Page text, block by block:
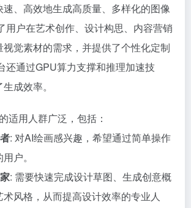
、高效地生成高质量、多样化的图像
用户在艺术创作、设计构思、内容营销
视觉素材的需求，并提供了个性化定制
还通过GPU算力支撑和推理加速技
成效率。
适用人群广泛，包括：
: 对AI绘画感兴趣，希望通过简单操作
户。
: 需要快速完成设计草图、生成创意概
风格，从而提高设计效率的专业人